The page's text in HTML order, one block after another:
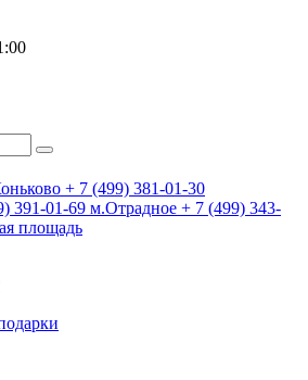
+ 7 (499) 381-01-30
391-01-69 м.Отрадное + 7 (499) 343-
площадь